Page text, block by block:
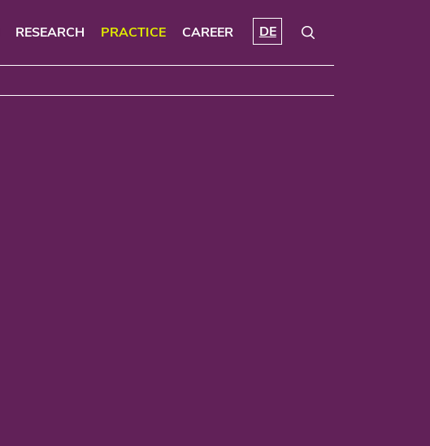
DE
RESEARCH PRACTICE CAREER